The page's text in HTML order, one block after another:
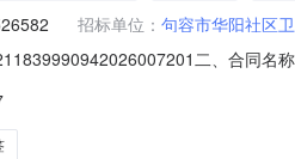
招标单位： 句容市华阳社区
二、合同名
江苏）科技有限公司地址：江苏省